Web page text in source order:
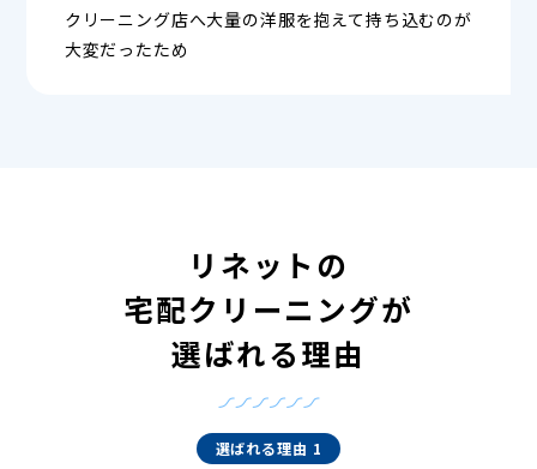
クリーニング店へ大量の洋服を抱えて持ち込むのが
大変だったため
リネットの
宅配クリーニングが
選ばれる理由
選ばれる理由 1